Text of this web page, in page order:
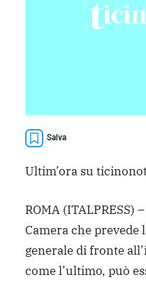
Salva
Ultim’ora su
ROMA (ITALPRESS)
Camera che prevede
generale di fronte
come l’ultimo, può